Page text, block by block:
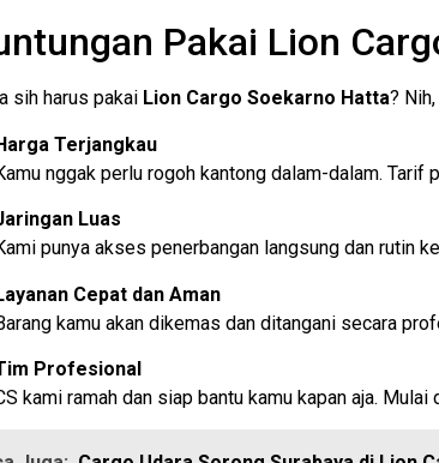
Pakai Lion
sih harus pakai Lion Cargo Soekarno Hatta?
Terjangkau
nggak perlu rogoh kantong dalam-dalam.
Luas
punya akses penerbangan langsung dan rutin
Cepat dan Aman
kamu akan dikemas dan ditangani secara
Profesional
kami ramah dan siap bantu kamu kapan aja.